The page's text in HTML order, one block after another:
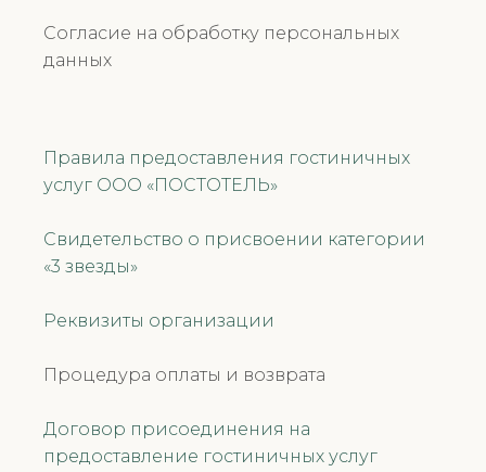
Согласие на обработку персональных
данных
Правила предоставления гостиничных
услуг ООО «ПОСТОТЕЛЬ»
Свидетельство о присвоении категории
«3 звезды»
Реквизиты организации
Процедура оплаты и возврата
Договор присоединения на
предоставление гостиничных услуг